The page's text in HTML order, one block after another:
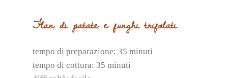
Flan di patate e funghi trifolati
tempo di preparazione: 35 minuti
tempo di cottura: 35 minuti